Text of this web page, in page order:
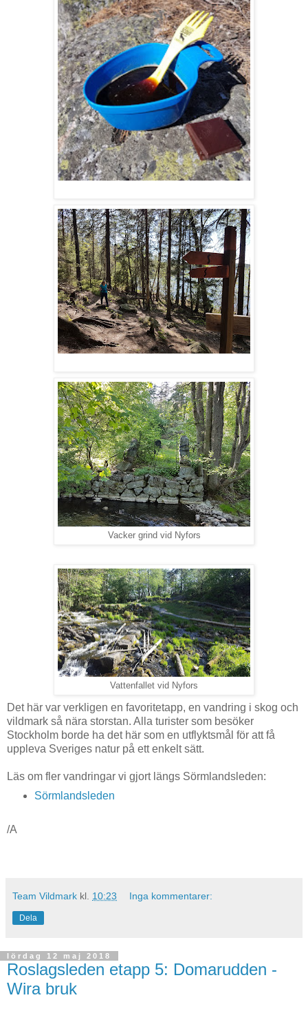
Vacker grind vid Nyfors
Vattenfallet vid Nyfors
Det här var verkligen en favoritetapp, en vandring i skog och
vildmark så nära storstan. Alla turister som besöker
Stockholm borde ha det här som en utflyktsmål för att få
uppleva Sveriges natur på ett enkelt sätt.
Läs om fler vandringar vi gjort längs Sörmlandsleden:
Sörmlandsleden
/A
Team Vildmark kl. 10:23 Inga kommentarer:
Dela
lördag 12 maj 2018
Roslagsleden etapp 5: Domarudden -
Wira bruk